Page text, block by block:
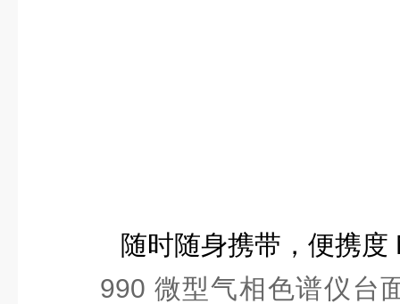
随时随身携带，便携度
990 微型气相色谱仪台